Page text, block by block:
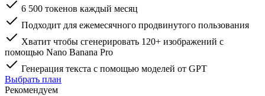
Генерация текста и никнеймов с помощью нейросети
Создание уникальных персонажей для аниме и игр с
помощью онлайн-сервисов и ИИ
6 500 токенов каждый месяц
Подходит для ежемесячного продвинутого пользования
Хватит чтобы сгенерировать 120+ изображений с
помощью Nano Banana Pro
Генерация текста с помощью моделей от GPT
Выбрать план
Рекомендуем